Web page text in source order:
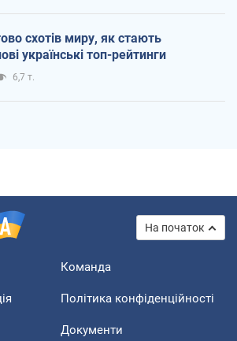
схотів миру, як стають
українські топ-рейтинги
6,7 т.
На початок
Команда
Політика конфіденційності
Документи